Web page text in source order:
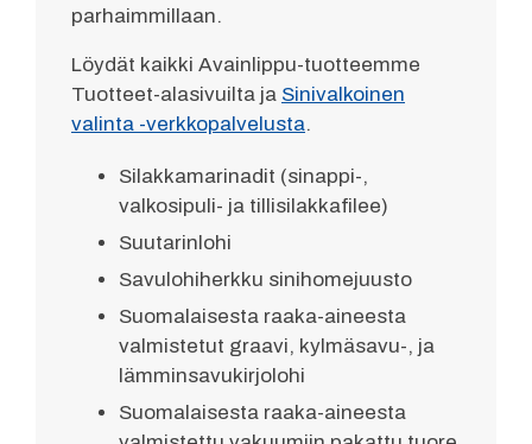
parhaimmillaan.
Löydät kaikki Avainlippu-tuotteemme
Tuotteet-alasivuilta ja Sinivalkoinen
valinta -verkkopalvelusta.
Silakkamarinadit (sinappi-,
valkosipuli- ja tillisilakkafilee)
Suutarinlohi
Savulohiherkku sinihomejuusto
Suomalaisesta raaka-aineesta
valmistetut graavi, kylmäsavu-, ja
lämminsavukirjolohi
Suomalaisesta raaka-aineesta